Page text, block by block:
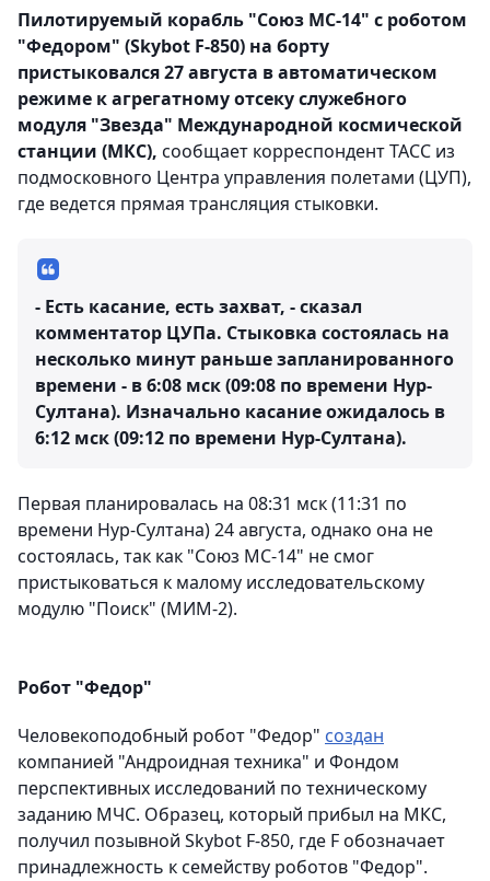
Пилотируемый корабль "Союз МС-14" с роботом
"Федором" (Skybot F-850) на борту
пристыковался 27 августа в автоматическом
режиме к агрегатному отсеку служебного
модуля "Звезда" Международной космической
станции (МКС), сообщает корреспондент ТАСС из
подмосковного Центра управления полетами (ЦУП),
где ведется прямая трансляция стыковки.
- Есть касание, есть захват, - сказал
комментатор ЦУПа. Стыковка состоялась на
несколько минут раньше запланированного
времени - в 6:08 мск (09:08 по времени Нур-
Султана). Изначально касание ожидалось в
6:12 мск (09:12 по времени Нур-Султана).
Первая планировалась на 08:31 мск (11:31 по
времени Нур-Султана) 24 августа, однако она не
состоялась, так как "Союз МС-14" не смог
пристыковаться к малому исследовательскому
модулю "Поиск" (МИМ-2).
Робот "Федор"
Человекоподобный робот "Федор" создан
компанией "Андроидная техника" и Фондом
перспективных исследований по техническому
заданию МЧС. Образец, который прибыл на МКС,
получил позывной Skybot F-850, где F обозначает
принадлежность к семейству роботов "Федор".